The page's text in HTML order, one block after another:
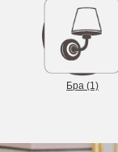
Бра (1)